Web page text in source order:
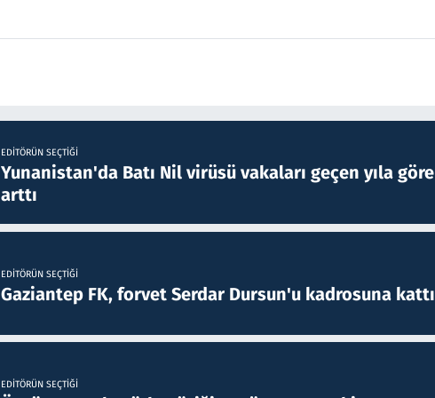
EDITÖRÜN SEÇTIĞI
Yunanistan'da Batı Nil virüsü vakaları geçen yıla göre
arttı
EDITÖRÜN SEÇTIĞI
Gaziantep FK, forvet Serdar Dursun'u kadrosuna kattı
EDITÖRÜN SEÇTIĞI